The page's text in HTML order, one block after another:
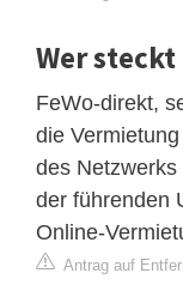
Wer
FeWo-direkt,
die
des
der führenden
Online-
Antrag auf